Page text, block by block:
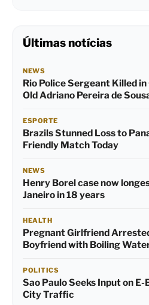
Últimas notícias
NEWS
Rio Police Sergeant Killed
Old Adriano Pereira de
ESPORTE
Brazils Stunned Loss to
Friendly Match Today
NEWS
Henry Borel case now
Janeiro in 18 years
HEALTH
Pregnant Girlfriend
Boyfriend with Boiling
POLITICS
Sao Paulo Seeks Input on
City Traffic